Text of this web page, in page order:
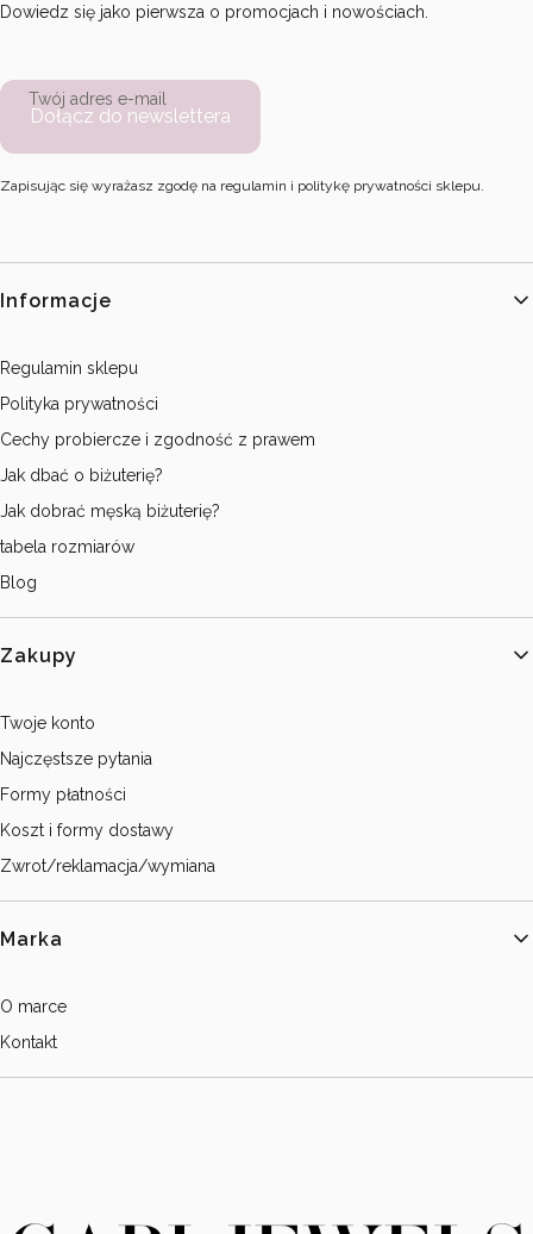
Dowiedz się jako pierwsza o promocjach i nowościach.
Twój adres e-mail
Dołącz do newslettera
Zapisując się wyrażasz zgodę na regulamin i politykę prywatności sklepu.
Linki w stopce
Informacje
Regulamin sklepu
Polityka prywatności
Cechy probiercze i zgodność z prawem
Jak dbać o biżuterię?
Jak dobrać męską biżuterię?
tabela rozmiarów
Blog
Zakupy
Twoje konto
Najczęstsze pytania
Formy płatności
Koszt i formy dostawy
Zwrot/reklamacja/wymiana
Marka
O marce
Kontakt